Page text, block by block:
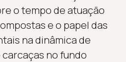
o tempo de atuação
e o papel das
na dinâmica de
no fundo